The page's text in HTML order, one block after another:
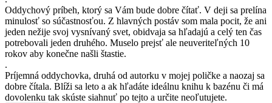
Oddychový príbeh, ktorý sa Vám bude dobre čítať. V deji sa prelína
minulosť so súčastnosťou. Z hlavných postáv som mala pocit, že ani
jeden nežije svoj vysnívaný svet, obidvaja sa hľadajú a celý ten čas
potrebovali jeden druhého. Muselo prejsť ale neuveriteľných 10
rokov aby konečne našli štastie.
.
Príjemná oddychovka, druhá od autorku v mojej poličke a naozaj sa
dobre čítala. Blíži sa leto a ak hľadáte ideálnu knihu k bazénu či má
dovolenku tak skúste siahnuť po tejto a určite neoľutujete.